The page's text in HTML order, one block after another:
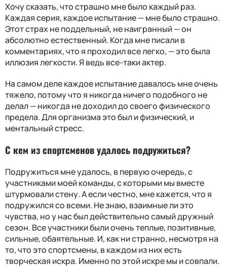
Хочу сказать, что страшно мне было каждый раз.
Каждая серия, каждое испытание — мне было страшно.
Этот страх не поддельный, не наигранный — он
абсолютно естественный. Когда мне писали в
комментариях, что я проходил все легко, — это была
иллюзия легкости. Я ведь все-таки актер.
На самом деле каждое испытание давалось мне очень
тяжело, потому что я никогда ничего подобного не
делал — никогда не доходил до своего физического
предела. Для организма это был и физический, и
ментальный стресс.
С кем из спортсменов удалось подружиться?
Подружиться мне удалось, в первую очередь, с
участниками моей команды, с которыми мы вместе
штурмовали стену. А если честно, мне кажется, что я
подружился со всеми. Не знаю, взаимные ли это
чувства, но у нас был действительно самый дружный
сезон. Все участники были очень теплые, позитивные,
сильные, обаятельные. И, как ни странно, несмотря на
то, что это спортсмены, в каждом из них есть
творческая искра. Именно по этой искре мы и совпали.